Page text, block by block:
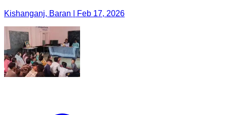
Kishanganj, Baran | Feb 17, 2026